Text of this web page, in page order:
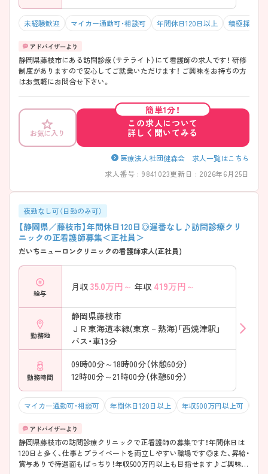
未経験歓迎 マイカー通勤可・相談可 年間休日120日以上 積極採用中
静岡県藤枝市にある訪問診療（サテライト）にて看護師の求人です！ 研修
制度がありますので安心してご就業いただけます！ ご興味をお持ちの方
はお気軽にお問合せ下さい。
お気に入り
簡単1分！
この求人について
詳しく聞いてみる
医療法人社団健森会 求人一覧はこちら
求人番号 : 9841023更新日 : 2026年6月25日
夜勤なし可（日勤のみ可）
【静岡県／藤枝市】年間休日120日◎遅番なし♪訪問診療クリ
ニックの正看護師募集＜正社員＞
だいちニューロンクリニックの看護師求人(正社員)
給与
月収 35.0万円～ 年収 419万円～
勤務地
静岡県藤枝市
ＪＲ東海道本線(東京－熱海)「西焼津駅」
バス・車13分
勤務時間
09時00分～18時00分（休憩60分）
12時00分～21時00分（休憩60分）
マイカー通勤可・相談可 年間休日120日以上 年収500万円以上可
静岡県藤枝市の訪問診療クリニックで正看護師の募集です！年間休日は
120日と多く、仕事とプライベートを両立しやすい職場です◎また、昇給・
賞与ありで待遇面もばっちり！年収500万円以上も目指せます♪ご興味の